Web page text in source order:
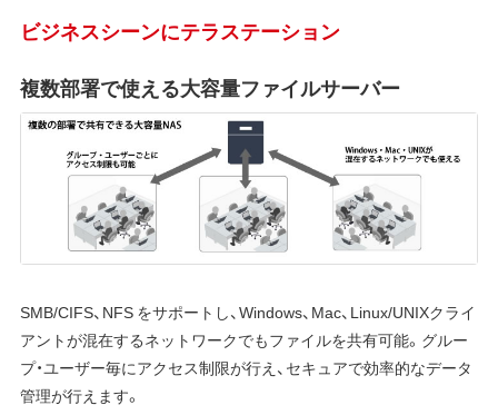
ビジネスシーンにテラステーション
複数部署で使える大容量ファイルサーバー
SMB/CIFS、NFS をサポートし、Windows、Mac、Linux/UNIXクライ
アントが混在するネットワークでもファイルを共有可能。グルー
プ・ユーザー毎にアクセス制限が行え、セキュアで効率的なデータ
管理が行えます。